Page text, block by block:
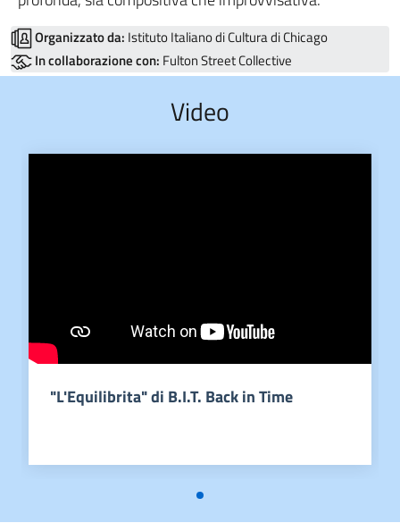
Organizzato da: Istituto Italiano di Cultura di Chicago
In collaborazione con: Fulton Street Collective
Video
"L'Equilibrita" di B.I.T. Back in Time